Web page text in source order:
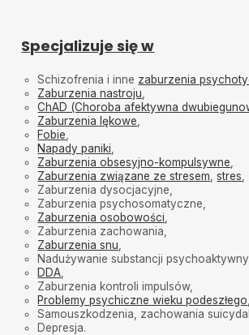
Specjalizuje się w
Schizofrenia i inne zaburzenia
Zaburzenia nastroju
ChAD (Choroba afektywna
Zaburzenia lękowe
Fobie
Napady paniki
Zaburzenia obsesyjno-kompulsywne
Zaburzenia związane ze stresem ,stres
Zaburzenia dysocjacyjne,
Zaburzenia psychosomatyczne,
Zaburzenia osobowości
Zaburzenia zachowania,
Zaburzenia snu
Nadużywanie substancji
DDA
Zaburzenia kontroli impulsów,
Problemy psychiczne wieku podeszłego
Samouszkodzenia, zachowania
Depresja.